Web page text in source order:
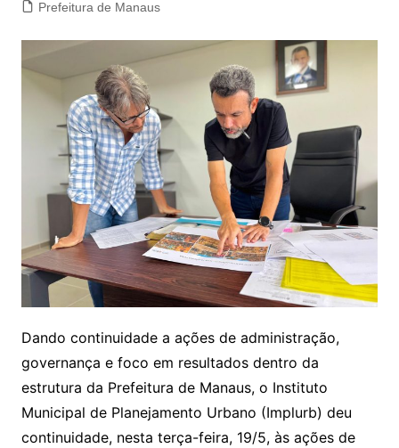
Prefeitura de Manaus
Dando continuidade a ações de administração,
governança e foco em resultados dentro da
estrutura da Prefeitura de Manaus, o Instituto
Municipal de Planejamento Urbano (Implurb) deu
continuidade, nesta terça-feira, 19/5, às ações de